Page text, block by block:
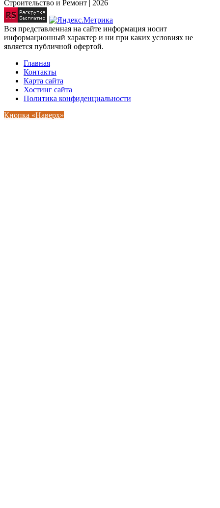
Строительство и Ремонт | 2026
Вся представленная на сайте информация носит
информационный характер и ни при каких условиях не
является публичной офертой.
Главная
Контакты
Карта сайта
Хостинг сайта
Политика конфиденциальности
Кнопка «Наверх»